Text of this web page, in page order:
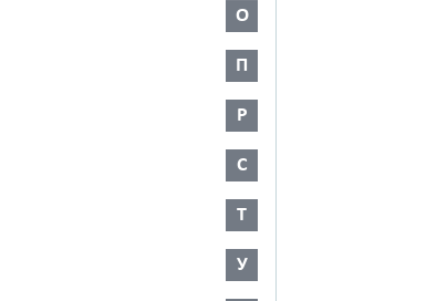
О
П
Р
С
Т
У